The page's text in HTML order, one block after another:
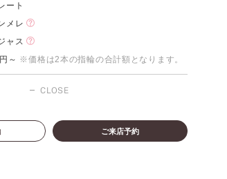
ート
メレ
ャス
～ ※価格は2本の指輪の合計額となります。
CLOSE
ご来店予約